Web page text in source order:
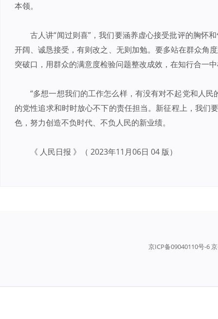
本领。
古人讲“闻过则喜”，我们要涵养虚心接受批评的胸怀
开阔、诚恳接受，有则改之、无则加勉。要多站在群众角
突破口，用群众的满意度检验问题整改成效，在知行合一
“多想一想我们的工作怎么样，有没有对不起党和人
的党性追求和时时放心不下的责任担当。新征程上，我们
色，努力创造不负时代、不负人民的新业绩。
《 人民日报 》（ 2023年11月06日 04 版）
京ICP备09040110号-6